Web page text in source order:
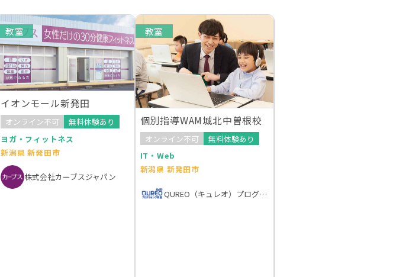
教室
イオンモール新発田
オンライン不可
無料体験あり
ヨガ・フィットネス
新潟県 新発田市
株式会社カーブスジャパン
教室
個別指導WAM城北中曽根校
オンライン不可
無料体験あり
IT・Web
新潟県 新発田市
QUREO（キュレオ）プログラミング教室